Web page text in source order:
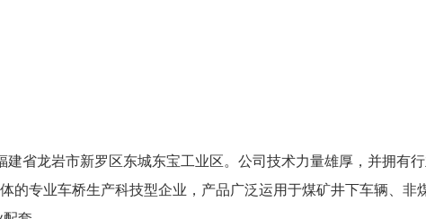
省龙岩市新罗区东城东宝工业区。公司技术力量雄厚，并拥有
的专业车桥生产科技型企业，产品广泛运用于煤矿井下车辆、